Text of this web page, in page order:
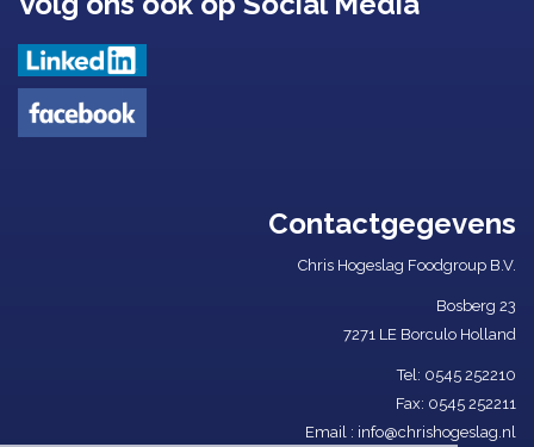
Contactgegevens
Chris Hogeslag Foodgroup B.V.
Bosberg 23
7271 LE Borculo Holland
Tel: ​ 0545 252210​
Fax: 0545 252211
Email : info@chrishogeslag.nl